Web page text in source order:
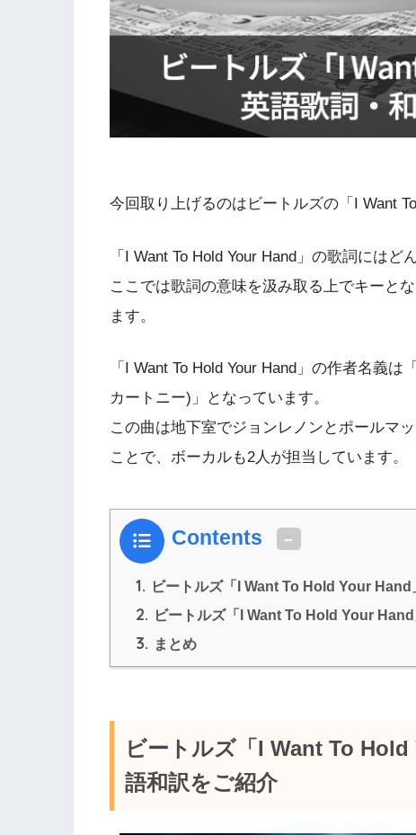
今回取り上げるのはビートルズの「I Want
「I Want To Hold Your Hand」の歌詞には
ここでは歌詞の意味を汲み取る上でキーと
ます。
「I Want To Hold Your Hand」の作者名義
カートニー)」となっています。
この曲は地下室でジョンレノンとポールマ
ことで、ボーカルも2人が担当しています。
Contents
1. ビートルズ「I Want To Hold Your
2. ビートルズ「I Want To Hold Your
3. まとめ
ビートルズ「I Want To
語和訳をご紹介